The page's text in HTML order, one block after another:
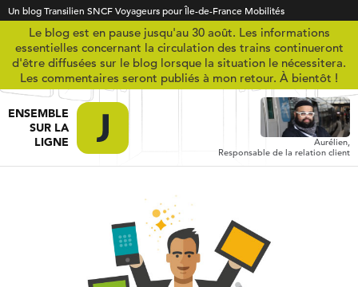
Un blog Transilien SNCF Voyageurs pour Île-de-France Mobilités
Le blog est en pause jusqu'au 30 août. Les informations
essentielles concernant la circulation des trains continueront
d'être diffusées sur le blog lorsque la situation le nécessitera.
Les commentaires seront publiés à mon retour. À bientôt !
ENSEMBLE
SUR LA
LIGNE
Aurélien,
Responsable de la relation client